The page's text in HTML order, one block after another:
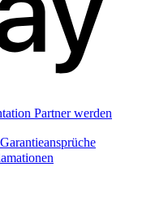
Partner werden
Garantieansprüche